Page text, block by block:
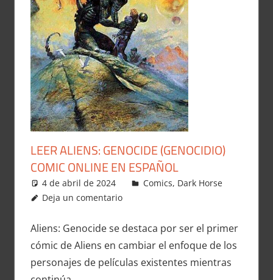
LEER ALIENS: GENOCIDE (GENOCIDIO)
COMIC ONLINE EN ESPAÑOL
4 de abril de 2024 Carlitox Banana
Comics, Dark Horse
Deja un comentario
Aliens: Genocide se destaca por ser el primer
cómic de Aliens en cambiar el enfoque de los
personajes de películas existentes mientras